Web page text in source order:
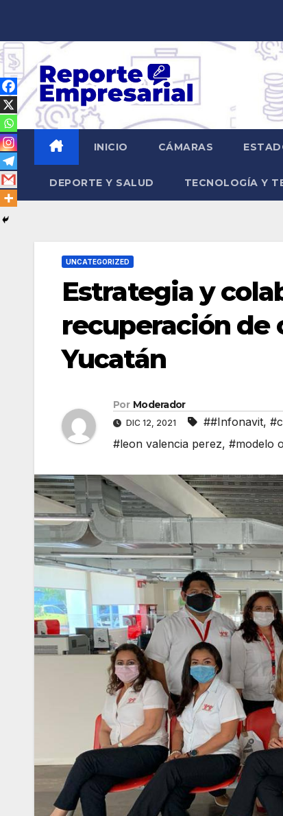
contenido
INICIO CÁMARAS
DEPORTE Y SALUD TECNOLOGÍA Y
UNCATEGORIZED
Estrategia y
recuperación de
Yucatán
Por Moderador
DIC 12, 2021 ##Infonavit,
#leon valencia perez, #modelo